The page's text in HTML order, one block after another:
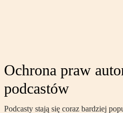
Ochrona praw
podcastów
Podcasty stają się coraz bardziej